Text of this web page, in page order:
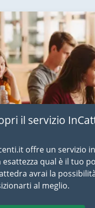
il servizio
offre un servizio
esattezza qual è il tuo
avrai la
al meglio.